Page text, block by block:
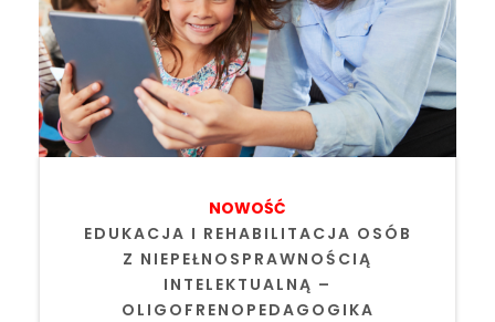
NOWOŚĆ
EDUKACJA I REHABILITACJA OSÓB
Z NIEPEŁNOSPRAWNOŚCIĄ
INTELEKTUALNĄ –
OLIGOFRENOPEDAGOGIKA